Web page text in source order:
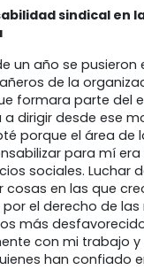
sindical en
un año se
de la
formara parte del
dirigir desde ese
porque el área de
para mí era
sociales. Luchar
cosas en las que
el derecho de las
más
con mi trabajo
han confiado